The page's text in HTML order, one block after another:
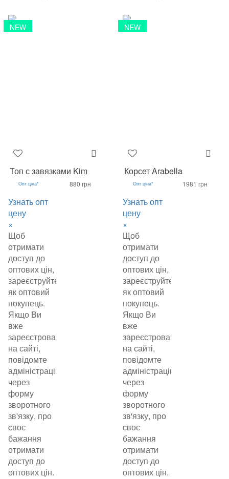
NEW
Топ с завязками Kim
Опт ціна*
Узнать опт
цену
×
Щоб
отримати
доступ до
оптових цін,
зареєструйтеся
як оптовий
покупець.
Якщо Ви
вже
зареєстровані
на сайті,
повідомте
адміністрацію
через
форму
зворотного
зв'язку, про
своє
бажання
отримати
доступ до
оптових цін.
880 грн
NEW
Корсет Arabella
Опт ціна*
Узнать опт
цену
×
Щоб
отримати
доступ до
оптових цін,
зареєструйтеся
як оптовий
покупець.
Якщо Ви
вже
зареєстровані
на сайті,
повідомте
адміністрацію
через
форму
зворотного
зв'язку, про
своє
бажання
отримати
доступ до
оптових цін.
1981 грн